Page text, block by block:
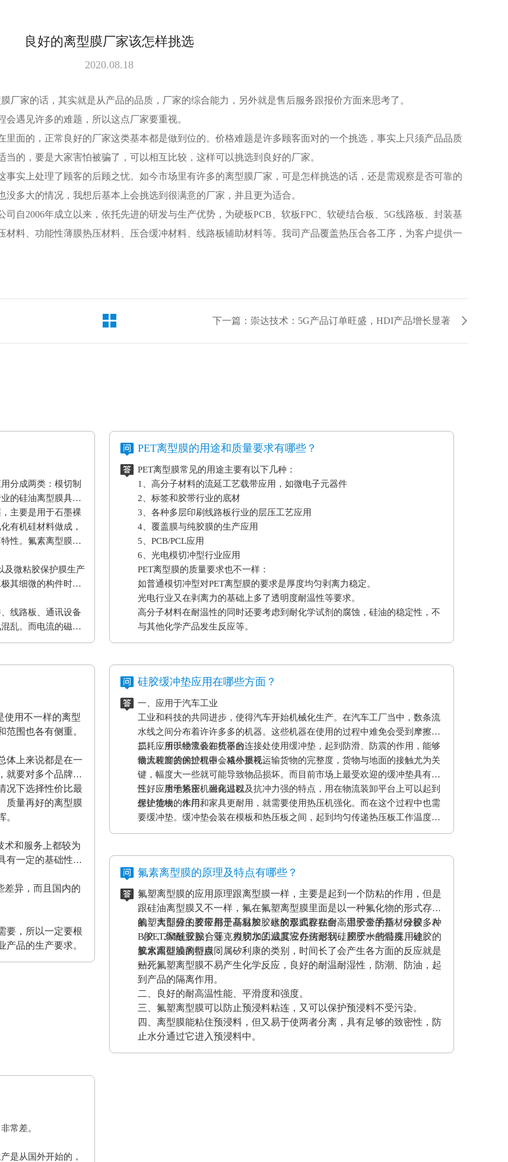
良好的离型膜厂家该怎样挑选
2020.08.18
厂家的话，其实就是从产品的品质，厂家的综合能力，另外就是售后服务跟报价方面来思考了。
遇见许多的难题，所以这点厂家要重视。
面的，正常良好的厂家这类基本都是做到位的。价格难题是许多顾客面对的一个挑选，事实上只须产品品质
的，要是大家害怕被骗了，可以相互比较，这样可以挑选到良好的厂家。
实上处理了顾客的后顾之忧。如今市场里有许多的离型膜厂家，可是怎样挑选的话，还是需观察是否可靠的
多大的情况，我想后基本上会挑选到很满意的厂家，并且更为适合。
司自2006年成立以来，依托先进的研发与生产优势，为硬板PCB 、软板FPC 、软硬结合板、 5G线路板、封装基
材料、功能性薄膜热压材料、压合缓冲材料、线路板辅助材料等。我司产品覆盖热压合各工序，为客户提供一
下一篇：崇达技术：5G产品订单旺盛，HDI产品增长显著
分成两类：模切制
的硅油离型膜具备
主要是用于石墨裸
有机硅材料做成，
性。氟素离型膜主
及微粘胶保护膜生产
其细微的构件时，
线路板、通讯设备
乱。而电流的磁效
一些化工原材料
PET离型膜的用途和质量要求有哪些？
PET离型膜常见的用途主要有以下几种：
1、高分子材料的流延工艺载带应用，如微电子元器件
2、标签和胶带行业的底材
3、各种多层印刷线路板行业的层压工艺应用
4、覆盖膜与纯胶膜的生产应用
5、PCB/PCL应用
6、光电模切冲型行业应用
PET离型膜的质量要求也不一样：
如普通模切冲型对PET离型膜的要求是厚度均匀剥离力稳定。
光电行业又在剥离力的基础上多了透明度耐温性等要求。
高分子材料在耐温性的同时还要考虑到耐化学试剂的腐蚀，硅油的稳定性，不
与其他化学产品发生反应等。
使用不一样的离型
围也各有侧重。
体上来说都是在一
就要对多个品牌的
况下选择性价比最
质量再好的离型膜
。
术和服务上都较为
有一定的基础性、
差异，而且国内的
要，所以一定要根
品的生产要求。
硅胶缓冲垫应用在哪些方面？
一、应用于汽车工业
工业和科技的共同进步，使得汽车开始机械化生产。在汽车工厂当中，数条流
水线之间分布着许许多多的机器。这些机器在使用的过程中难免会受到摩擦和
损耗，所以经常会在机器的连接处使用缓冲垫，起到防滑、防震的作用，能够
最大程度的保护机器，减小损耗。
二、应用于物流装卸货平台
物流装卸货的过程中会格外重视运输货物的完整度，货物与地面的接触尤为关
键，幅度大一些就可能导致物品损坏。而目前市场上最受欢迎的缓冲垫具有弹
性好、质地紧密、耐高温以及抗冲力强的特点，用在物流装卸平台上可以起到
保护货物的作用。
三、应用于热压机强化过程
想让地板、木门和家具更耐用，就需要使用热压机强化。而在这个过程中也需
要缓冲垫。缓冲垫会装在模板和热压板之间，起到均匀传递热压板工作温度和
工作压力的作用。而且使用缓冲垫还可以使纸贴面和基板更加密致的粘合，最
氟素离型膜的原理及特点有哪些？
氟塑离型膜的应用原理跟离型膜一样，主要是起到一个防粘的作用，但是
跟硅油离型膜又不一样，氟在氟塑离型膜里面是以一种氟化物的形式存在
的，大部分的胶带都是基材加胶水的形式存在耐高温胶带的基材分很多种
（PET,聚酰亚胺）亚克力胶水的温度没办法耐到硅胶胶水的温度、硅胶的
胶水跟硅油离型膜同属矽利康的类别，时间长了会产生各方面的反应就是
贴死。
氟塑离型膜主要应用于高温胶，硅胶双面胶贴合；用于金手指，绿胶，A
B胶，3M硅胶贴合等；模切加工成其它任何形状，用于一些特殊用途。
氟素离型膜的特点：
一、氟塑离型膜不易产生化学反应，良好的耐温耐湿性，防潮、防油，起
到产品的隔离作用。
二、良好的耐高温性能、平滑度和强度。
三、氟塑离型膜可以防止预浸料粘连，又可以保护预浸料不受污染。
四、离型膜能粘住预浸料，但又易于使两者分离，具有足够的致密性，防
止水分通过它进入预浸料中。
常差。
是从国外开始的，